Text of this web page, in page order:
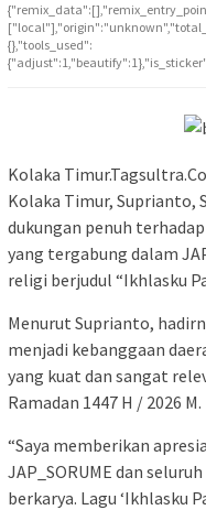
{},"tools_used":
Kolaka
Kolaka Timur, Suprianto,
dukungan penuh
yang tergabung dalam
religi berjudul “Ikhlasku
Menurut Suprianto,
menjadi kebanggaan
yang kuat dan sangat
Ramadan 1447 H / 2026 M.
“Saya memberikan
JAP_SORUME dan
berkarya. Lagu ‘Ikhlasku